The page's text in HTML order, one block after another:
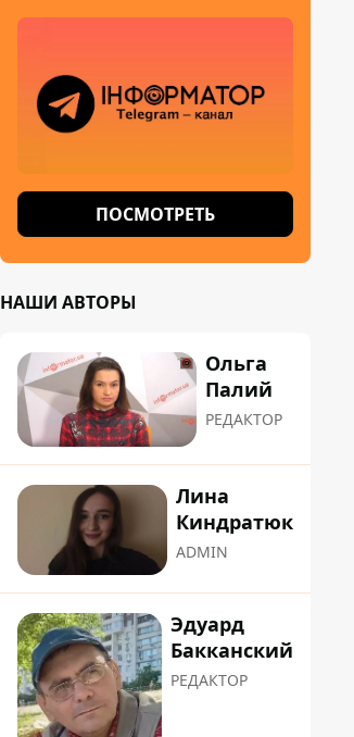
ПОСМОТРЕТЬ
НАШИ АВТОРЫ
Ольга
Палий
РЕДАКТОР
Лина
Киндратюк
ADMIN
Эдуард
Бакканский
РЕДАКТОР